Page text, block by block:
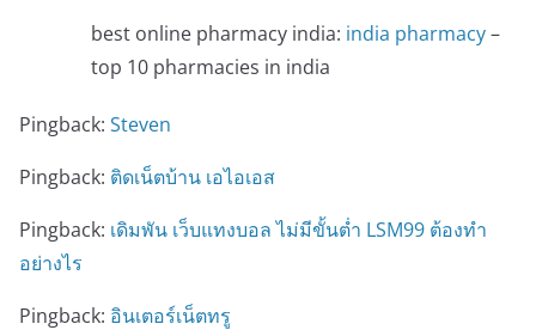
best online pharmacy india: india pharmacy–
top 10 pharmacies in india
Pingback: Steven
Pingback: ติดเน็ตบ้าน เอไอเอส
Pingback: เดิมพัน เว็บแทงบอล ไม่มีขั้นต่ำ LSM99 ต้องทำ
อย่างไร
Pingback: อินเตอร์เน็ตทรู